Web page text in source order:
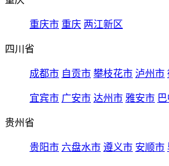
重庆市 重庆 两江新区
四川省
成都市 自贡市 攀枝花市 泸州市
宜宾市 广安市 达州市 雅安市
贵州省
贵阳市 六盘水市 遵义市 安顺市